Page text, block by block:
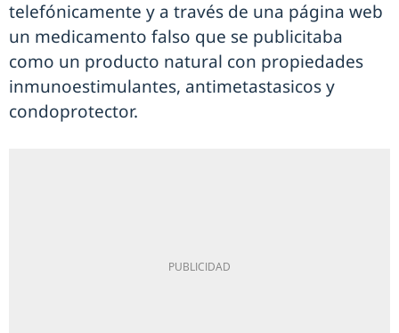
telefónicamente y a través de una página web
un medicamento falso que se publicitaba
como un producto natural con propiedades
inmunoestimulantes, antimetastasicos y
condoprotector.